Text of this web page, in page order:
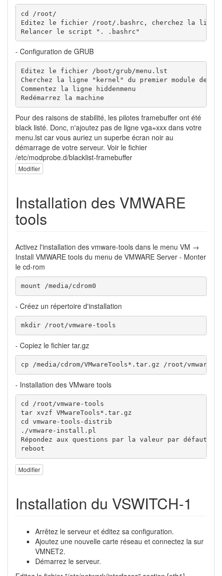
cd /root/
Editez le fichier /root/.bashrc, cherchez la ligne
Relancer le script ". .bashrc"
- Configuration de GRUB
Editez le fichier /boot/grub/menu.lst
Cherchez la ligne "kernel" du premier module de
Commentez la ligne hiddenmenu
Redémarrez la machine
Pour des raisons de stabilité, les pilotes framebuffer ont été
black listé. Donc, n'ajoutez pas de ligne vga=xxx dans votre
menu.lst car vous auriez un superbe écran noir au
démarrage de votre serveur. Voir le fichier
/etc/modprobe.d/blacklist-framebuffer
Modifier
Installation des VMWARE
tools
Activez l'installation des vmware-tools dans le menu VM →
Install VMWARE tools du menu de VMWARE Server - Monter
le cd-rom
mount /media/cdrom0
- Créez un répertoire d'installation
mkdir /root/vmware-tools
- Copiez le fichier tar.gz
cp /media/cdrom/VMwareTools*.tar.gz /root/vmware-
- Installation des VMware tools
cd /root/vmware-tools
tar xvzf VMwareTools*.tar.gz
cd vmware-tools-distrib
./vmware-install.pl
Répondez aux questions par la valeur par défaut
reboot
Modifier
Installation du VSWITCH-1
Arrêtez le serveur et éditez sa configuration.
Ajoutez une nouvelle carte réseau et connectez la sur
VMNET2.
Démarrez le serveur.